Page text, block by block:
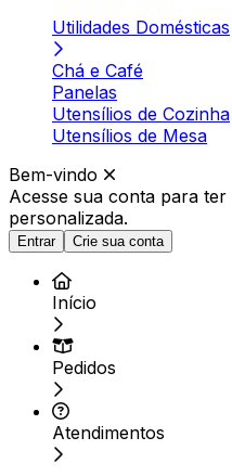
Utilidades Domésticas
Chá e Café
Panelas
Utensílios de Cozinha
Utensílios de Mesa
Bem-vindo
Acesse sua conta para ter
personalizada.
Entrar Crie sua conta
Início
Pedidos
Atendimentos